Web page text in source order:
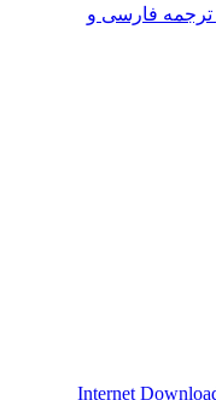
فارسی و
Internet